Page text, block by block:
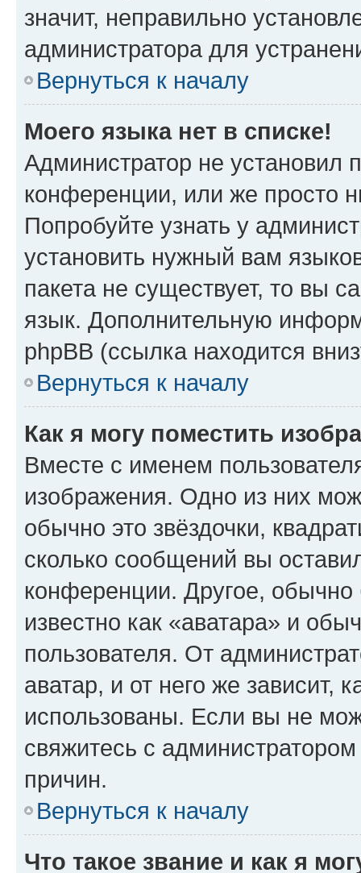
значит, неправильно
администратора для
Вернуться к началу
Моего языка нет в списке!
Администратор не установил
конференции, или же просто
Попробуйте узнать у
установить нужный вам
пакета не существует, то вы
язык. Дополнительную
phpBB (ссылка находится
Вернуться к началу
Как я могу поместить
Вместе с именем
изображения. Одно из них
обычно это звёздочки,
сколько сообщений вы
конференции. Другое,
известно как «аватара» и
пользователя. От
аватар, и от него же зависит,
использованы. Если вы не
свяжитесь с
причин.
Вернуться к началу
Что такое звание и как я